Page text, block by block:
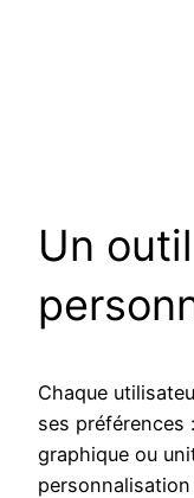
Un outil
Chaque
ses préférences
graphique ou
personnalisation